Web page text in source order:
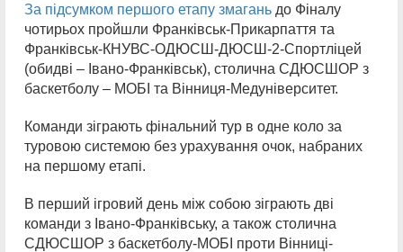
За підсумком першого етапу змагань до Фіналу
чотирьох пройшли Франківськ-Прикарпаття та
Франківськ-КНУВС-ОДЮСШ-ДЮСШ-2-Спортліцей
(обидві – Івано-Франківськ), столична СДЮСШОР з
баскетболу – МОБІ та Вінниця-Медуніверситет.
Команди зіграють фінальний тур в одне коло за
туровою системою без урахування очок, набраних
на першому етапі.
В перший ігровий день між собою зіграють дві
команди з Івано-Франківську, а також столична
СДЮСШОР з баскетболу-МОБІ проти Вінниці-